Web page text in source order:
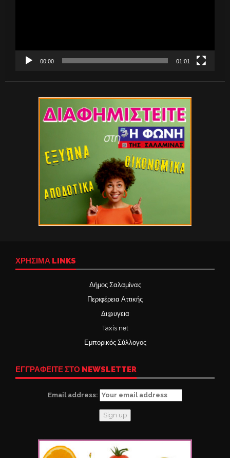
00:00 01:01
ΧΡΉΣΙΜΑ LINKS
Δήμος Σαλαμίνας
Περιφέρεια Αττικής
Δι@υγεια
Taxis net
Εμπορικός Σύλλογος
ΕΓΓΡΑΦΕΙΤΕ ΣΤΟ NEWSLETTER
Email address: